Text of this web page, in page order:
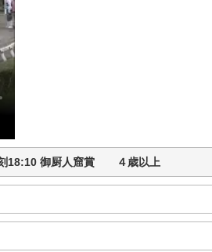
刻18:10 御厨人窟賞 ４歳以上